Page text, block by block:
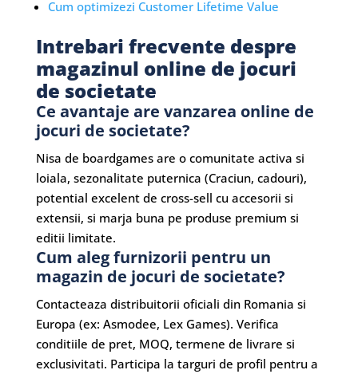
Cum optimizezi Customer Lifetime Value
Intrebari frecvente despre
magazinul online de jocuri
de societate
Ce avantaje are vanzarea online de
jocuri de societate?
Nisa de boardgames are o comunitate activa si
loiala, sezonalitate puternica (Craciun, cadouri),
potential excelent de cross-sell cu accesorii si
extensii, si marja buna pe produse premium si
editii limitate.
Cum aleg furnizorii pentru un
magazin de jocuri de societate?
Contacteaza distribuitorii oficiali din Romania si
Europa (ex: Asmodee, Lex Games). Verifica
conditiile de pret, MOQ, termene de livrare si
exclusivitati. Participa la targuri de profil pentru a